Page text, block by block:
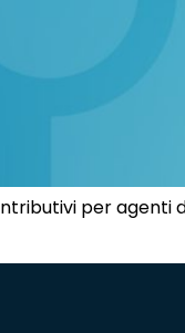
per agenti